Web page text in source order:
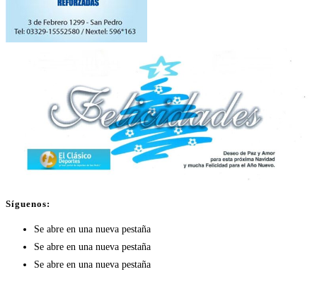
Síguenos:
Se abre en una nueva pestaña
Se abre en una nueva pestaña
Se abre en una nueva pestaña